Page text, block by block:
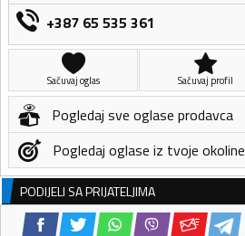
+387 65 535 361
Sačuvaj oglas Sačuvaj profil
Pogledaj sve oglase prodavca
Pogledaj oglase iz tvoje okoline
PODIJELI SA PRIJATELJIMA